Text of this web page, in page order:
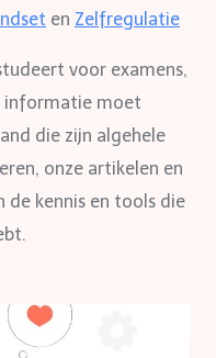
en Zelfregulatie
voor examens,
informatie moet
die zijn algehele
onze artikelen en
de kennis en tools die